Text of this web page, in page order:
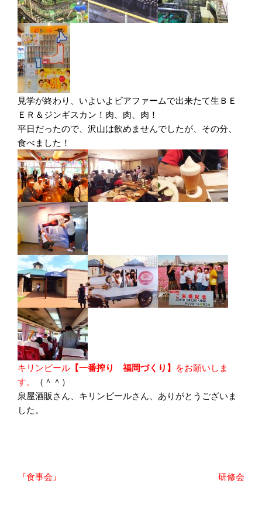
見学が終わり、いよいよビアファームで出来たて生ＢＥ
ＥＲ＆ジンギスカン！肉、肉、肉！
平日だったので、沢山は飲めませんでしたが、その分、
食べました！
キリンビール 【一番搾り 福岡づくり】 をお願いしま
す。
（＾＾）
泉屋酒販さん、キリンビールさん、ありがとうございま
した。
『食事会』 研修会